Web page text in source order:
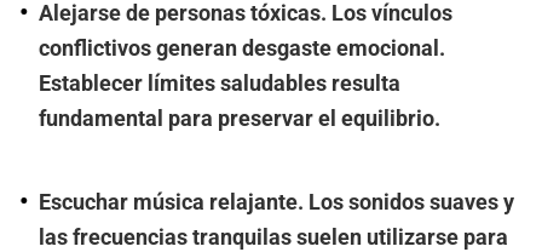
Alejarse de personas tóxicas. Los vínculos
conflictivos generan desgaste emocional.
Establecer límites saludables resulta
fundamental para preservar el equilibrio.
Escuchar música relajante. Los sonidos suaves y
las frecuencias tranquilas suelen utilizarse para